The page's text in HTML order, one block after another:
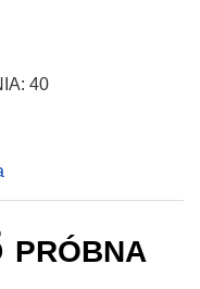
40
próbna